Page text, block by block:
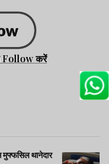
Follow करें
थानेदार